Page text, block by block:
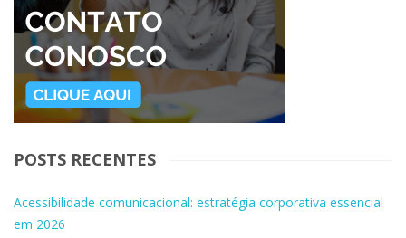
POSTS RECENTES
Acessibilidade comunicacional: estratégia corporativa essencial
em 2026